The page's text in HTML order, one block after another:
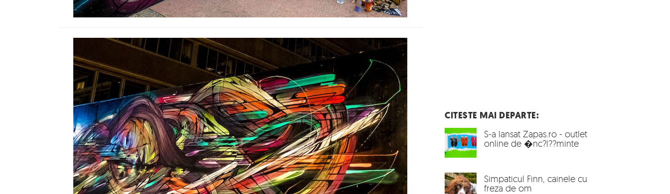
CITESTE MAI DEPARTE:
S-a lansat Zapas.ro - outlet
online de �nc?l??minte
Simpaticul Finn, cainele cu
freza de om